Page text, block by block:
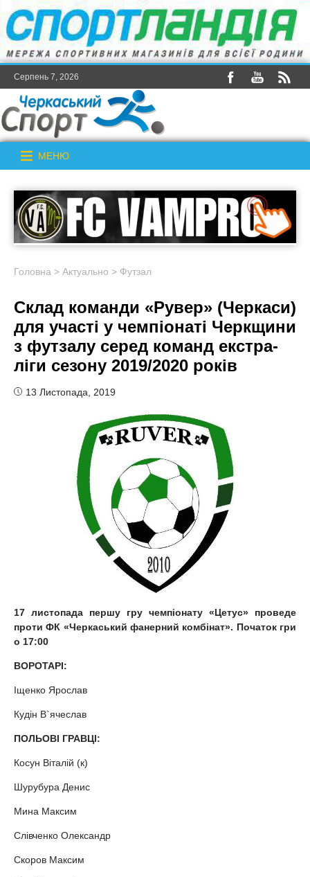
Серпень 7, 2026
МЕНЮ
Головна > Актуально > Футзал
Склад команди «Рувер» (Черкаси)
для участі у чемпіонаті Черкщини
з футзалу серед команд екстра-
ліги сезону 2019/2020 років
13 Листопада, 2019
17 листопада першу гру чемпіонату «Цетус» проведе
протиФК «Черкаський фанерний комбінат». Початок гри
о 17:00
ВОРОТАРІ:
Іщенко Ярослав
Кудін В`ячеслав
ПОЛЬОВІ ГРАВЦІ:
Косун Віталій (к)
Шурубура Денис
Мина Максим
Слівченко Олександр
Скоров Максим